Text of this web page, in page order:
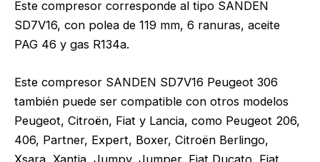
Este compresor corresponde al tipo SANDEN
SD7V16, con polea de 119 mm, 6 ranuras, aceite
PAG 46 y gas R134a.
Este compresor SANDEN SD7V16 Peugeot 306
también puede ser compatible con otros modelos
Peugeot, Citroën, Fiat y Lancia, como Peugeot 206,
406, Partner, Expert, Boxer, Citroën Berlingo,
Xsara, Xantia, Jumpy, Jumper, Fiat Ducato, Fiat